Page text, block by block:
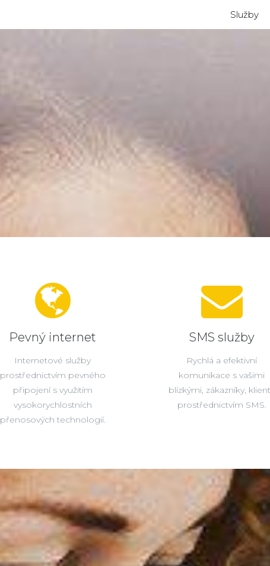
Služby
Pevný internet
Internetové služby
prostřednictvím pevného
připojení s využitím
vysokorychlostních
přenosových technologií.
SMS služby
Rychlá a efektivní
komunikace s vašimi
blízkými, zákazníky,
prostřednictvím SMS.